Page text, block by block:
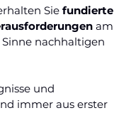
Siefundierte
am
nachhaltigen
und
immer aus erster